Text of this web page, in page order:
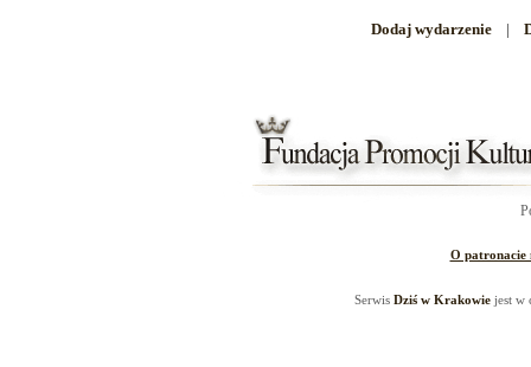
Dodaj wydarzenie |
O patronacie
Serwis Dziś w Krakowiejest w